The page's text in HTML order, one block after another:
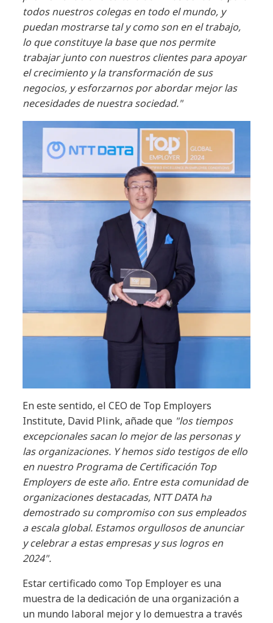
todos nuestros colegas en todo el mundo, y
puedan mostrarse tal y como son en el trabajo,
lo que constituye la base que nos permite
trabajar junto con nuestros clientes para apoyar
el crecimiento y la transformación de sus
negocios, y esforzarnos por abordar mejor las
necesidades de nuestra sociedad."
En este sentido, el CEO de Top Employers
Institute, David Plink, añade que "los tiempos
excepcionales sacan lo mejor de las personas y
las organizaciones. Y hemos sido testigos de ello
en nuestro Programa de Certificación Top
Employers de este año. Entre esta comunidad de
organizaciones destacadas, NTT DATA ha
demostrado su compromiso con sus empleados
a escala global. Estamos orgullosos de anunciar
y celebrar a estas empresas y sus logros en
2024".
Estar certificado como Top Employer es una
muestra de la dedicación de una organización a
un mundo laboral mejor y lo demuestra a través